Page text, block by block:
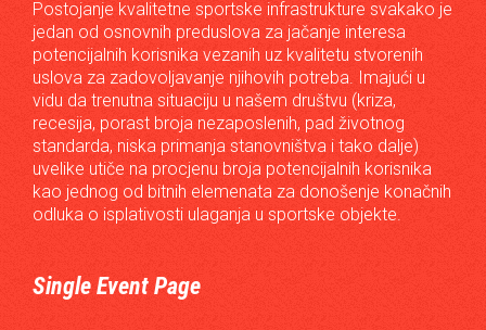
Postojanje kvalitetne sportske infrastrukture svakako je
jedan od osnovnih preduslova za jačanje interesa
potencijalnih korisnika vezanih uz kvalitetu stvorenih
uslova za zadovoljavanje njihovih potreba. Imajući u
vidu da trenutna situaciju u našem društvu (kriza,
recesija, porast broja nezaposlenih, pad životnog
standarda, niska primanja stanovništva i tako dalje)
uvelike utiče na procjenu broja potencijalnih korisnika
kao jednog od bitnih elemenata za donošenje konačnih
odluka o isplativosti ulaganja u sportske objekte.
Single Event Page